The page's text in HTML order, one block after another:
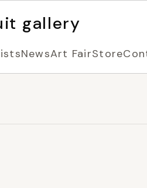
gallery
NewsArt FairStore